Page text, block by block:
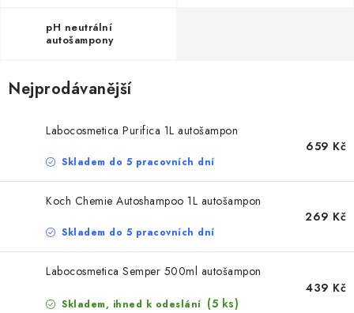
BYDLENÍ
Věrnostní program
Všeobecné obchodní podmínky
Podmínky ochrany osobních údajů
Mapa serveru
pH neutrální
autošampony
Nejprodávanější
Labocosmetica Purifica 1L autošampon
Skladem do 5 pracovních dní
659 Kč
Koch Chemie Autoshampoo 1L autošampon
Skladem do 5 pracovních dní
269 Kč
Labocosmetica Semper 500ml autošampon
Skladem, ihned k odeslání (5 ks)
439 Kč